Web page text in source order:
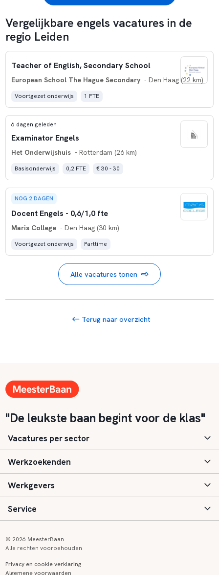
Vergelijkbare engels vacatures in de
regio Leiden
Teacher of English, Secondary School
European School The Hague Secondary - Den Haag (22 km)
Voortgezet onderwijs 1 FTE
6 dagen geleden
Examinator Engels
Het Onderwijshuis - Rotterdam (26 km)
Basisonderwijs 0,2 FTE € 30 - 30
NOG 2 DAGEN
Docent Engels - 0,6/1,0 fte
Maris College - Den Haag (30 km)
Voortgezet onderwijs Parttime
Alle vacatures tonen
Terug naar overzicht
"De leukste baan begint voor de klas"
Vacatures per sector
Basisonderwijs
Speciaal (basis) onderwijs
Voortgezet onderwijs
Werkzoekenden
Aanmelden
Vacatures
Werkgevers
Inloggen
Service
© 2026 MeesterBaan
Alle rechten voorbehouden
Privacy en cookie verklaring
Algemene voorwaarden